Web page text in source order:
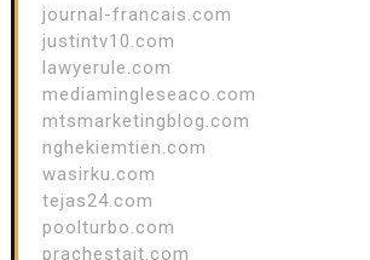
journal-francais.com
justintv10.com
lawyerule.com
mediamingleseaco.com
mtsmarketingblog.com
nghekiemtien.com
wasirku.com
tejas24.com
poolturbo.com
prachestait.com